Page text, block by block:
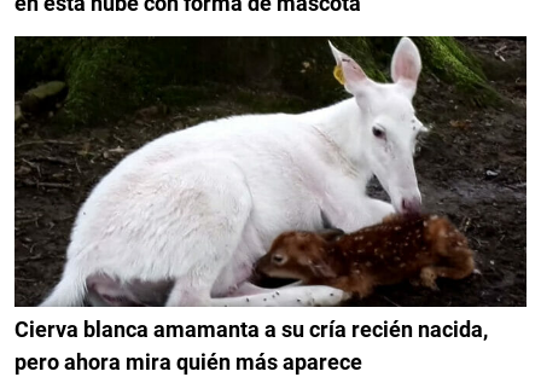
Cierva blanca amamanta a su cría recién nacida,
pero ahora mira quién más aparece